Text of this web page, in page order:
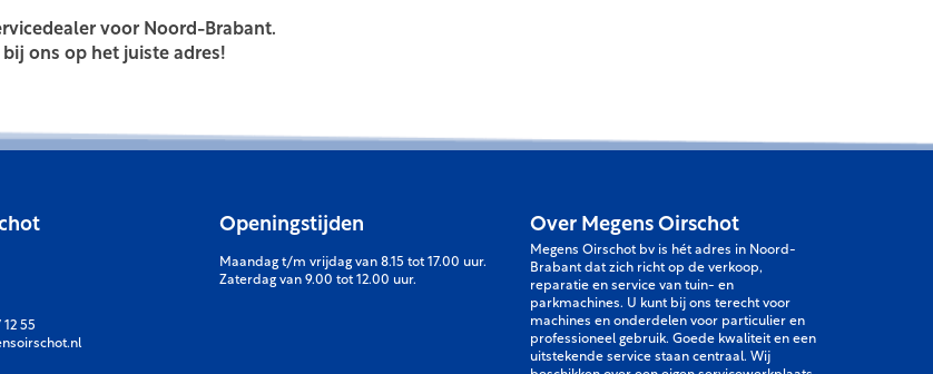
voor Noord-Brabant.
ons op het juiste adres!
55
Openingstijden
Maandag t/m vrijdag van 8.15 tot 17.00 uur.
Zaterdag van 9.00 tot 12.00 uur.
Over Megens Oirschot
Megens Oirschot bv is hét adres in Noord-
Brabant dat zich richt op de verkoop,
reparatie en service van tuin- en
parkmachines. U kunt bij ons terecht voor
machines en onderdelen voor particulier en
professioneel gebruik. Goede kwaliteit en een
uitstekende service staan centraal. Wij